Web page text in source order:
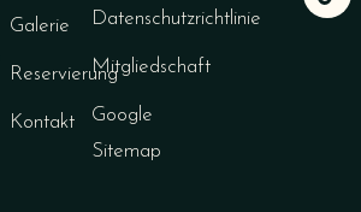
Galerie
Reservierung
Kontakt
Datenschutzrichtlinie
Mitgliedschaft
Google
Sitemap